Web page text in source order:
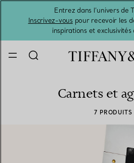
Entrez dans l’univers de
Inscrivez-vouspour recevoir les
inspirations et exclusivités
Carnets et
7 PRODUITS